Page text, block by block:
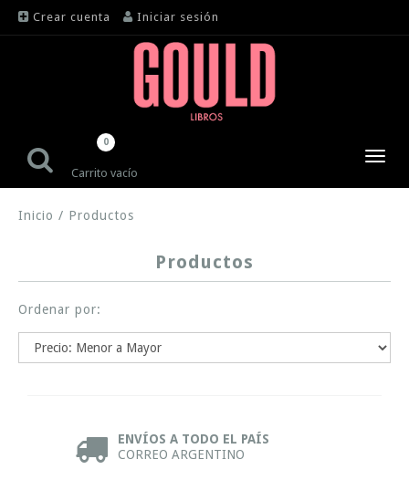
Crear cuenta Iniciar sesión
Carrito vacío
0
Inicio / Productos
Productos
Ordenar por:
ENVÍOS A TODO EL PAÍS
CORREO ARGENTINO